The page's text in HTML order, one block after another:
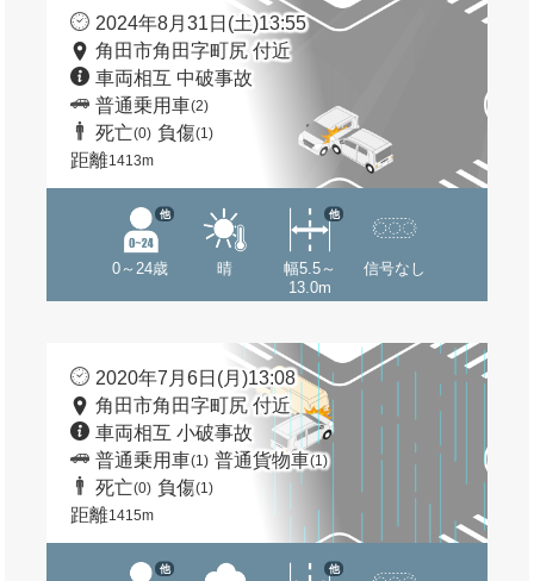
2024年8月31日(土)13:55
角田市角田字町尻 付近
車両相互 中破事故
普通乗用車(2)
死亡(0) 負傷(1)
距離1413m
0～24歳
他
晴
幅5.5～
13.0m
他
信号なし
2020年7月6日(月)13:08
角田市角田字町尻 付近
車両相互 小破事故
普通乗用車(1) 普通貨物車(1)
死亡(0) 負傷(1)
距離1415m
他 他